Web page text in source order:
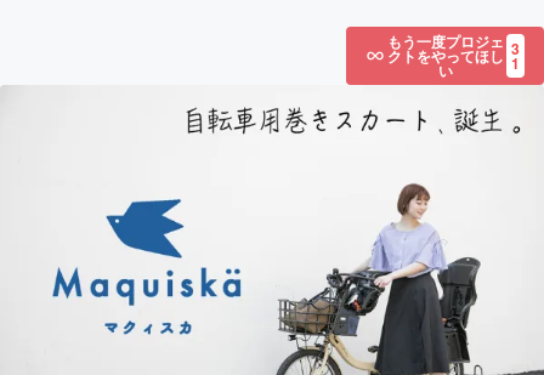
もう一度プロジェ
クトをやってほし
い
3
1